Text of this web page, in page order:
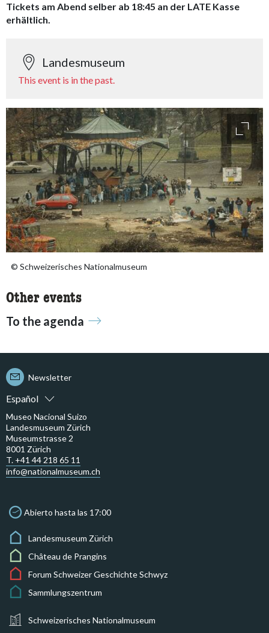
Tickets am Abend selber ab 18:45 an der LATE Kasse
erhältlich.
Landesmuseum
This event is in the past.
© Schweizerisches Nationalmuseum
Other events
To the agenda
Español
Newsletter
Museo Nacional Suizo
Landesmuseum Zürich
Museumstrasse 2
8001 Zürich
T. +41 44 218 65 11
info@nationalmuseum.ch
Abierto hasta las 17:00
Landesmuseum Zürich
Château de Prangins
Forum Schweizer Geschichte Schwyz
Sammlungszentrum
Schweizerisches Nationalmuseum